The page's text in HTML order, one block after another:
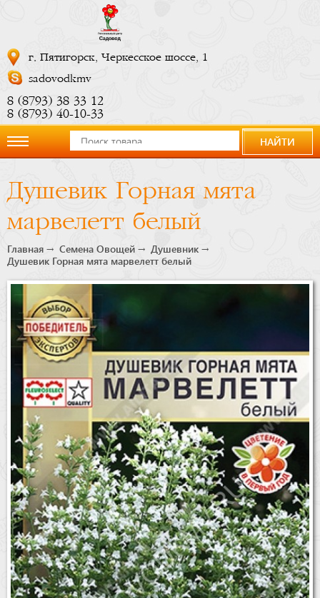
г. Пятигорск, Черкесское шоссе, 1
sadovodkmv
8 (8793) 38 33 12
8 (8793) 40-10-33
компании
Новости
сейчас
Бренды
Доставка
Оптовикам
НАЙТИ
Душевик Горная мята
марвелетт белый
Главная Семена Овощей
Душевник
Душевик Горная мята марвелетт белый